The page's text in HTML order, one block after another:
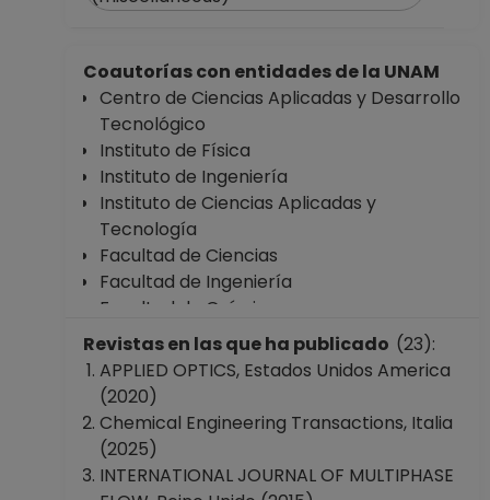
Coautorías con entidades de la UNAM
Centro de Ciencias Aplicadas y Desarrollo
Tecnológico
Instituto de Física
Instituto de Ingeniería
Instituto de Ciencias Aplicadas y
Tecnología
Facultad de Ciencias
Facultad de Ingeniería
Facultad de Química
Revistas en las que ha publicado (23):
APPLIED OPTICS, Estados Unidos America
(2020)
Chemical Engineering Transactions, Italia
(2025)
INTERNATIONAL JOURNAL OF MULTIPHASE